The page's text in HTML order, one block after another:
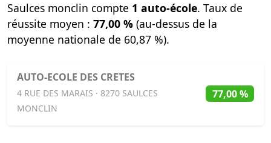
Saulces monclin compte 1 auto-école. Taux de
réussite moyen : 77,00 % (au-dessus de la
moyenne nationale de 60,87 %).
AUTO-ECOLE DES CRETES
4 RUE DES MARAIS · 8270 SAULCES
MONCLIN
77,00 %